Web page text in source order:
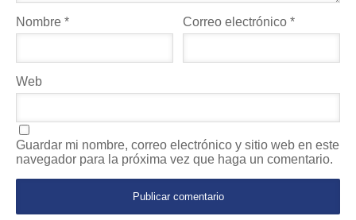
Nombre * Correo electrónico*
Web
Guardar mi nombre, correo electrónico y sitio web en este
navegador para la próxima vez que haga un comentario.